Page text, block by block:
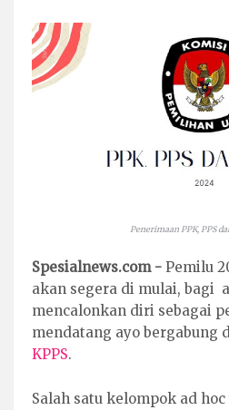
Penerimaan PPK, PPS
Spesialnews.com - Pemilu
akan segera di mulai, bagi
mencalonkan diri sebagai
mendatang ayo bergabung
KPPS.
Salah satu kelompok ad